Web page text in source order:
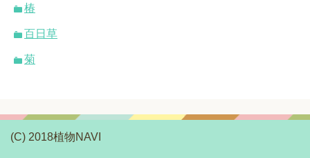
椿
百日草
菊
(C) 2018植物NAVI